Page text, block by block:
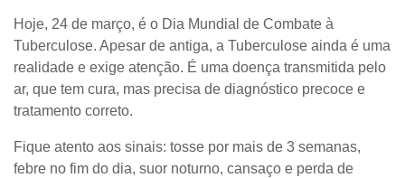
Hoje, 24 de março, é o Dia Mundial de Combate à
Tuberculose. Apesar de antiga, a Tuberculose ainda é uma
realidade e exige atenção. É uma doença transmitida pelo
ar, que tem cura, mas precisa de diagnóstico precoce e
tratamento correto.
Fique atento aos sinais: tosse por mais de 3 semanas,
febre no fim do dia, suor noturno, cansaço e perda de